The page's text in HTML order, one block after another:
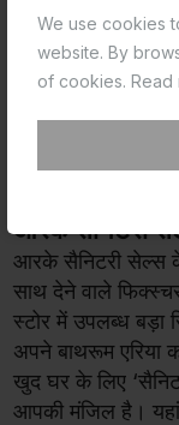
We use cookies
website. By
of cookies. Read
साथ सही सलाह भी
प्रेरणादायक बन
में “सैनिटरीवेयर शॉप
सर्च कर रहे हैं, तो
जहाँ आपको असली
प्रोफेशनल सर्विस भी
आरके सैनिटरी
आरके सैनिटरी सेल्स
साथ देने वाले
स्टोर में उपलब्ध
अपने बाथरूम एरिया
खुद घर के लिए
आपकी मंजिल है। यहां